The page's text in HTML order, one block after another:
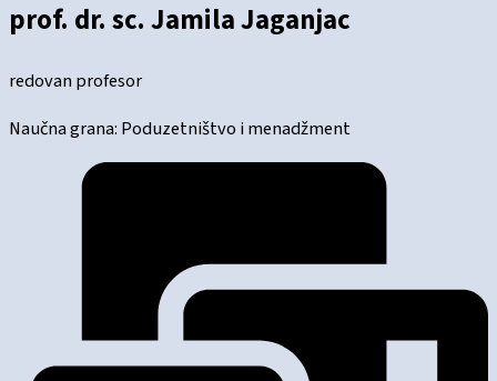
prof. dr. sc. Jamila Jaganjac
redovan profesor
Naučna grana: Poduzetništvo i menadžment